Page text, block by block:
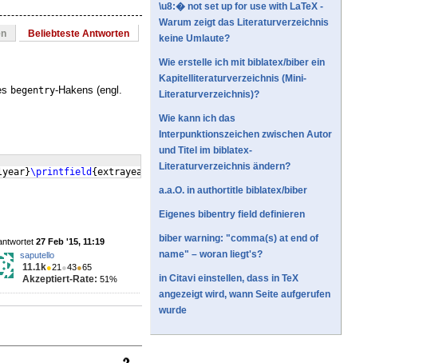
Beliebteste Antworten
begentry-Hakens (engl.
}\printfield {extrayear \\}
27 Feb '15, 11:19
saputello
11.1k●21 ●43●65
Akzeptiert-Rate: 51%
\u8:� not set up for use with LaTeX -
Warum zeigt das Literaturverzeichnis
keine Umlaute?
Wie erstelle ich mit biblatex/biber ein
Kapitelliteraturverzeichnis (Mini-
Literaturverzeichnis)?
Wie kann ich das
Interpunktionszeichen zwischen Autor
und Titel im biblatex-
Literaturverzeichnis ändern?
a.a.O. in authortitle biblatex/biber
Eigenes bibentry field definieren
biber warning: "comma(s) at end of
name" – woran liegt's?
in Citavi einstellen, dass in TeX
angezeigt wird, wann Seite aufgerufen
wurde